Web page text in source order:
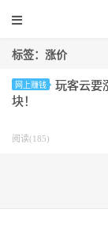
标签：涨价
网上赚钱
玩客云要
块！
阅读(185)